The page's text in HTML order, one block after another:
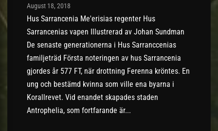
Post has published by
August 18, 2018
Hus Sarrancenia Me'erisias regenter Hus
Sarrancenias vapen Illustrerad av Johan Sundman
De senaste generationerna i Hus Sarranccenias
familjeträd Första noteringen av hus Sarrancenia
gjordes år 577 FT, när drottning Ferenna kröntes. En
ung och bestämd kvinna som ville ena byarna i
Korallrevet. Vid enandet skapades staden
Antrophelia, som fortfarande är...